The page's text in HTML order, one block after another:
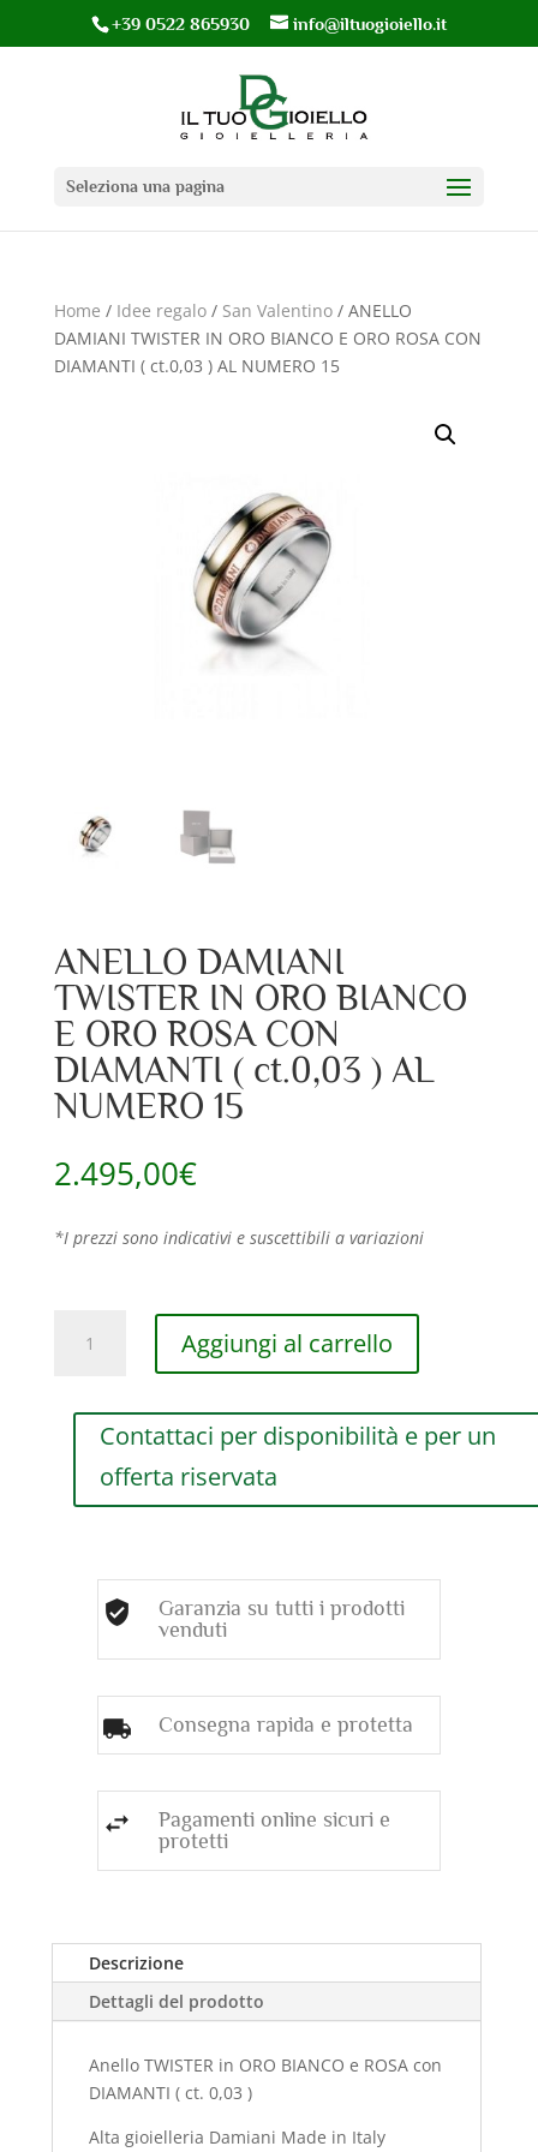
+39 0522 865930 info@iltuogioiello.it
Seleziona una pagina
Home / Idee regalo/ San Valentino/ ANELLO
DAMIANI TWISTER IN ORO BIANCO E ORO ROSA CON
DIAMANTI ( ct.0,03 ) AL NUMERO 15
ANELLO DAMIANI
TWISTER IN ORO BIANCO
E ORO ROSA CON
DIAMANTI ( ct.0,03 ) AL
NUMERO 15
2.495,00€
*I prezzi sono indicativi e suscettibili a variazioni
DAMIANI
DIAMANTI
ct.0,03
NUMERO
quantità
Aggiungi al carrello
Contattaci per disponibilità e per un
offerta riservata
Garanzia su tutti i prodotti
venduti
Consegna rapida e protetta
Pagamenti online sicuri e
protetti
Descrizione
Dettagli del prodotto
Anello TWISTER in ORO BIANCO e ROSA con
DIAMANTI ( ct. 0,03 )
Alta gioielleria Damiani Made in Italy